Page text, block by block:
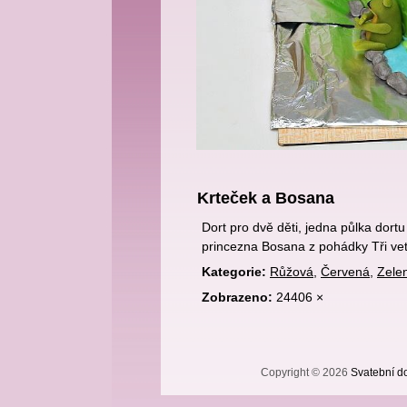
Krteček a Bosana
Dort pro dvě děti, jedna půlka
princezna Bosana z pohádky Tři
Kategorie: Růžová Červená
Zobrazeno: 24406 ×
Copyright © 2026 Svatební